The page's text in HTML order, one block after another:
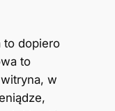
to dopiero
to
w